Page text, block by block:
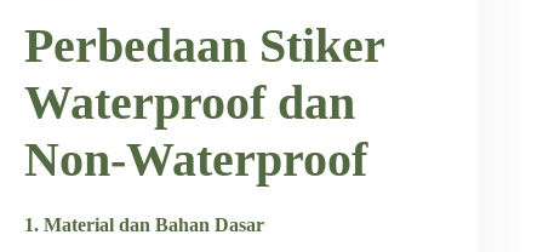
Perbedaan Stiker
Waterproof dan
Non-Waterproof
1. Material dan Bahan Dasar